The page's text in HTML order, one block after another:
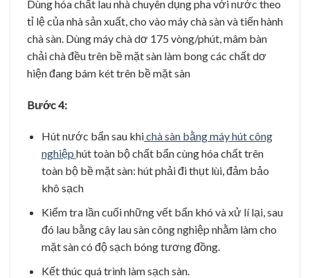
Dùng hóa chất lau nhà chuyên dụng pha với nước theo
tỉ lệ của nhà sản xuất, cho vào máy chà sàn và tiến hành
chà sàn. Dùng máy chà dơ 175 vòng/phút, mâm bàn
chải chà đều trên bề mặt sàn làm bong các chất dơ
hiện đang bám két trên bề mặt sàn
Bước 4:
Hút nước bẩn sau khichà sàn bằng máy hút công
nghiệp hút toàn bộ chất bẩn cùng hóa chất trên
toàn bộ bề mặt sàn: hút phải đi thụt lùi, đảm bảo
khô sạch
Kiểm tra lần cuối những vết bẩn khó và xử lí lại, sau
đó lau bằng cây lau sàn công nghiệp nhằm làm cho
mặt sàn có độ sạch bóng tương đồng.
Kết thúc quá trình làm sạch sàn.